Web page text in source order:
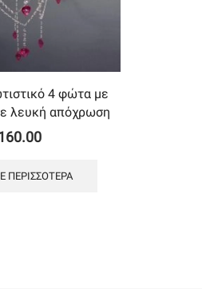
4 φώτα με
λευκή απόχρωση
ΠΕΡΙΣΣΌΤΕΡΑ